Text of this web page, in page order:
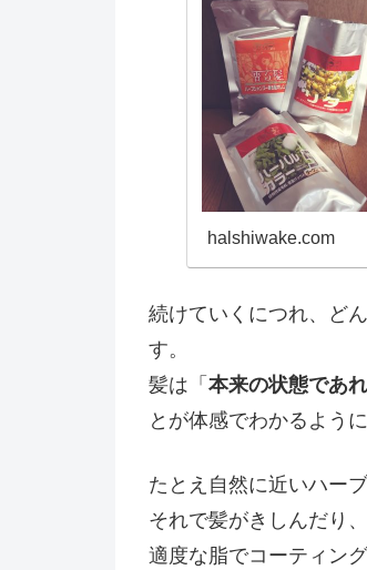
halshiwake.com
続けていくにつれ、ど
す。
髪は「 本来の状態であ
とが体感でわかるよう
たとえ自然に近いハー
それで髪がきしんだり
適度な脂でコーティン